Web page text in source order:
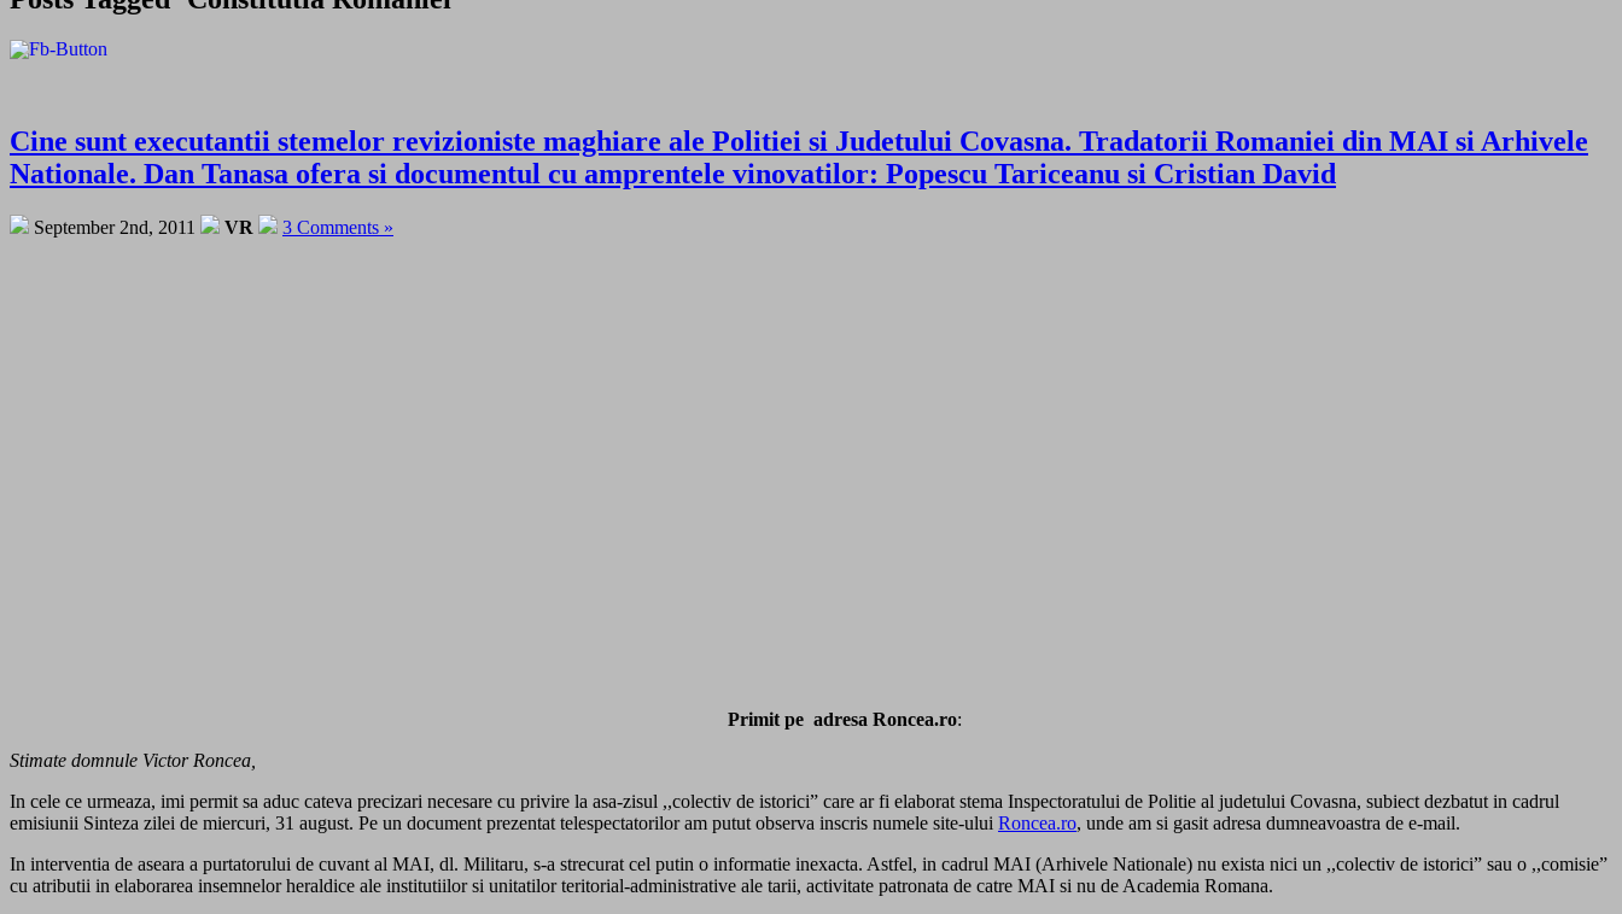
Cine sunt executantii stemelor revizioniste maghiare ale Politiei si Judetului Covasna. Tradatorii Romaniei din MAI si Arhivele
Nationale. Dan Tanasa ofera si documentul cu amprentele vinovatilor: Popescu Tariceanu si Cristian David
September 2nd, 2011 VR 3 Comments »
Primit pe adresa Roncea.ro:
Stimate domnule Victor Roncea,
In cele ce urmeaza, imi permit sa aduc cateva precizari necesare cu privire la asa-zisul ,,colectiv de istorici” care ar fi elaborat stema Inspectoratului de Politie al judetului Covasna, subiect dezbatut in cadrul
emisiunii Sinteza zilei de miercuri, 31 august. Pe un document prezentat telespectatorilor am putut observa inscris numele site-ului Roncea.ro, unde am si gasit adresa dumneavoastra de e-mail.
In interventia de aseara a purtatorului de cuvant al MAI, dl. Militaru, s-a strecurat cel putin o informatie inexacta. Astfel, in cadrul MAI (Arhivele Nationale) nu exista nici un ,,colectiv de istorici” sau o ,,comisie”
cu atributii in elaborarea insemnelor heraldice ale institutiilor si unitatilor teritorial-administrative ale tarii, activitate patronata de catre MAI si nu de Academia Romana.